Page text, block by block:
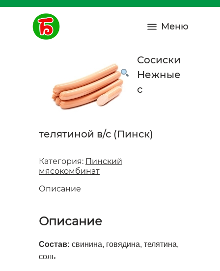
Меню
Сосиски
Нежные
с
телятиной в/с (Пинск)
Категория: Пинский
мясокомбинат
Описание
Описание
Состав: свинина, говядина, телятина,
соль